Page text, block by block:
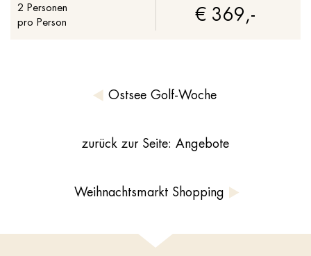
2 Personen
pro Person
€ 369,-
Ostsee Golf-Woche
zurück zur Seite: Angebote
Weihnachtsmarkt Shopping